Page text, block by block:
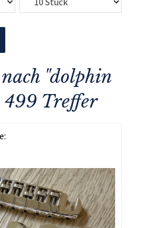
"dolphin
499 Treffer